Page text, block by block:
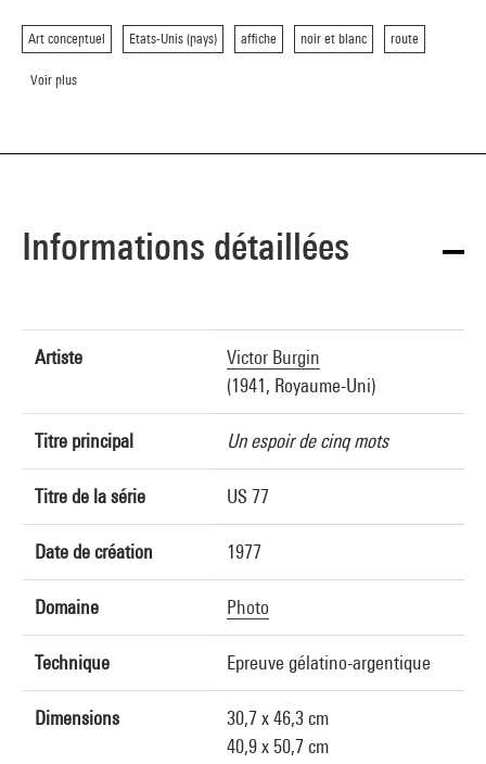
Art conceptuel Etats-Unis (pays) affiche noir et blanc route
Voir plus
Informations détaillées
Artiste
Victor Burgin
(1941, Royaume-Uni)
Titre principal Un espoir de cinq mots
Titre de la série US 77
Date de création 1977
Domaine Photo
Technique Epreuve gélatino-argentique
Dimensions
30,7 x 46,3 cm
40,9 x 50,7 cm